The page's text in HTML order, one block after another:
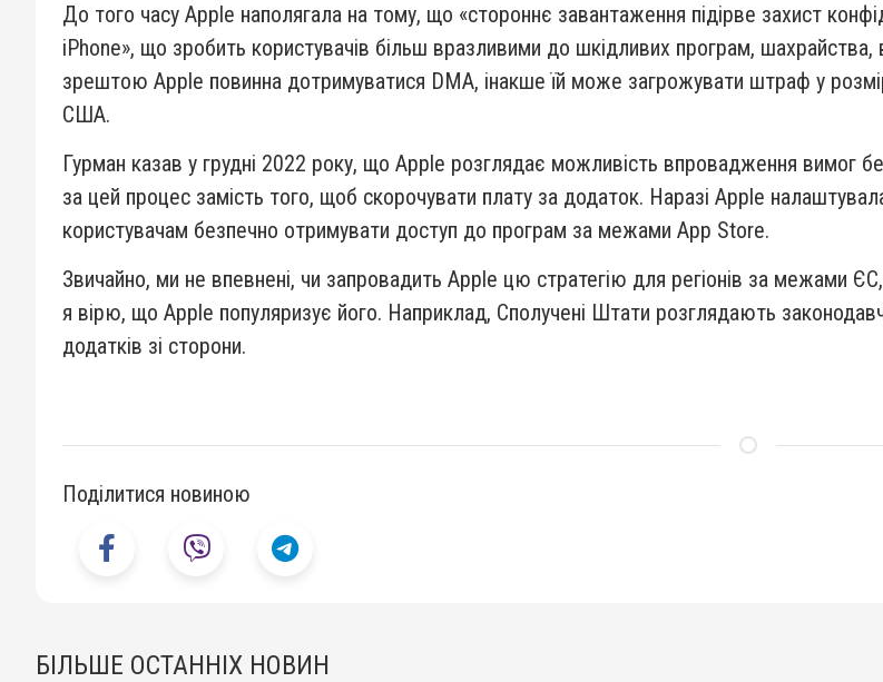
До того часу Apple наполягала на тому, що «стороннє завантаження підірве захист
iPhone», що зробить користувачів більш вразливими до шкідливих програм,
зрештою Apple повинна дотримуватися DMA, інакше їй може загрожувати штраф у
США.
Гурман казав у грудні 2022 року, що Apple розглядає можливість впровадження вимог
за цей процес замість того, щоб скорочувати плату за додаток. Наразі Apple
користувачам безпечно отримувати доступ до програм за межами App Store.
Звичайно, ми не впевнені, чи запровадить Apple цю стратегію для регіонів за межами
я вірю, що Apple популяризує його. Наприклад, Сполучені Штати розглядають
додатків зі сторони.
Поділитися новиною
БІЛЬШЕ ОСТАННІХ НОВИН